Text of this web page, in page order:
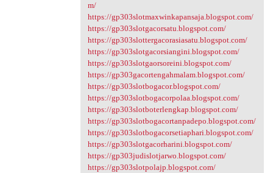
m/
https://gp303slotmaxwinkapansaja.blogspot.com/
https://gp303slotgacorsatu.blogspot.com/
https://gp303slottergacorasiasatu.blogspot.com/
https://gp303slotgacorsiangini.blogspot.com/
https://gp303slotgaorsoreini.blogspot.com/
https://gp303gacortengahmalam.blogspot.com/
https://gp303slotbogacor.blogspot.com/
https://gp303slotbogacorpolaa.blogspot.com/
https://gp303slotboterlengkap.blogspot.com/
https://gp303slotbogacortanpadepo.blogspot.com/
https://gp303slotbogacorsetiaphari.blogspot.com/
https://gp303slotgacorharini.blogspot.com/
https://gp303judislotjarwo.blogspot.com/
https://gp303slotpolajp.blogspot.com/